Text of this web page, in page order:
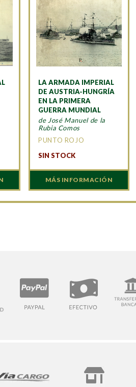
LA ARMADA IMPERIAL
DE AUSTRIA-HUNGRÍA
EN LA PRIMERA
GUERRA MUNDIAL
de José Manuel de la
Rubia Comos
PUNTO ROJO
SIN STOCK
MÁS INFORMACIÓN